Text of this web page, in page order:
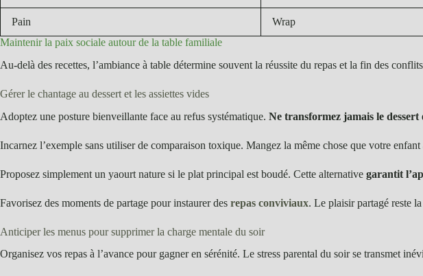
Pain Wrap
Maintenir la paix sociale autour de la table familiale
Au-delà des recettes, l’ambiance à table détermine souvent la réussite du repas et la fin des
Gérer le chantage au dessert et les assiettes vides
Adoptez une posture bienveillante face au refus systématique. Ne transformez jamais le dessert
Incarnez l’exemple sans utiliser de comparaison toxique. Mangez la même chose que votre
Proposez simplement un yaourt nature si le plat principal est boudé. Cette alternative garantit
Favorisez des moments de partage pour instaurer des repas conviviaux. Le plaisir partagé reste
Anticiper les menus pour supprimer la charge mentale du soir
Organisez vos repas à l’avance pour gagner en sérénité. Le stress parental du soir se transmet